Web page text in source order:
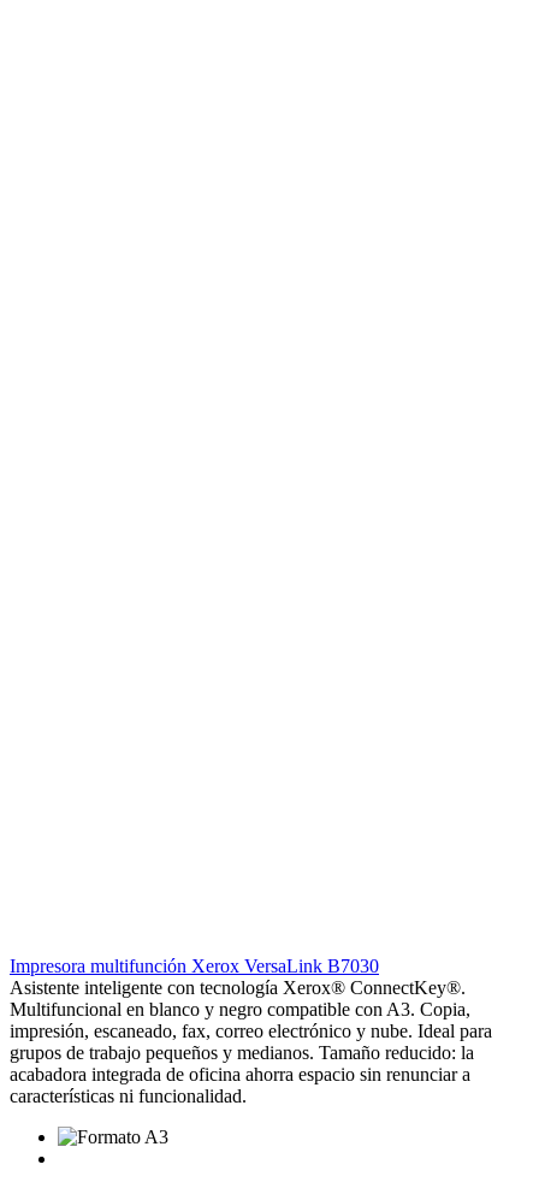
Impresora multifunción Xerox VersaLink B7030
Asistente inteligente con tecnología Xerox® ConnectKey®.
Multifuncional en blanco y negro compatible con A3. Copia,
impresión, escaneado, fax, correo electrónico y nube. Ideal para
grupos de trabajo pequeños y medianos. Tamaño reducido: la
acabadora integrada de oficina ahorra espacio sin renunciar a
características ni funcionalidad.